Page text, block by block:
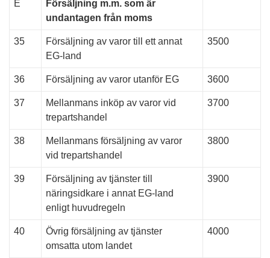
E
Försäljning m.m. som är
undantagen från moms
35
Försäljning av varor till ett annat
EG-land
3500
36 Försäljning av varor utanför EG 3600
37
Mellanmans inköp av varor vid
trepartshandel
3700
38
Mellanmans försäljning av varor
vid trepartshandel
3800
39
Försäljning av tjänster till
näringsidkare i annat EG-land
enligt huvudregeln
3900
40
Övrig försäljning av tjänster
omsatta utom landet
4000